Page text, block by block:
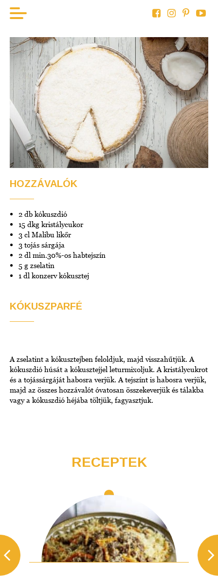
KEZDÖLAP
HAL
ZÖLDSÉG
AKTUÁLIS
HOZZÁVALÓK
2 db kókuszdió
15 dkg kristálycukor
3 cl Malibu likőr
3 tojás sárgája
2 dl min.30%-os habtejszín
5 g zselatin
1 dl konzerv kókusztej
KÓKUSZPARFÉ
A zselatint a kókusztejben feloldjuk, majd visszahűtjük. A
kókuszdió húsát a kókusztejjel leturmixoljuk. A kristálycukrot
és a tojássárgáját habosra verjük. A tejszínt is habosra verjük,
majd az összes hozzávalót óvatosan összekeverjük és tálakba
vagy a kókuszdió héjába töltjük, fagyasztjuk.
RECEPTEK